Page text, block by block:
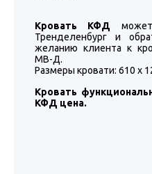
Кровать КФД может
Тренделенбург и
желанию клиента к
МВ-Д.
Размеры кровати: 610 х
Кровать
КФД цена.